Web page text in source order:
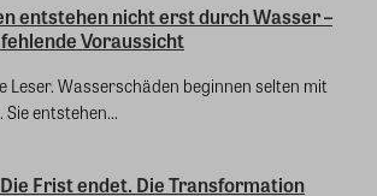
entstehen nicht erst durch Wasser –
Voraussicht
Leser. Wasserschäden beginnen selten mit
entstehen...
Frist endet. Die Transformation